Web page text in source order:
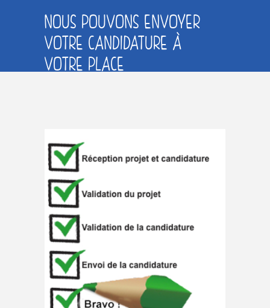
NOUS POUVONS ENVOYER
VOTRE CANDIDATURE À
VOTRE PLACE